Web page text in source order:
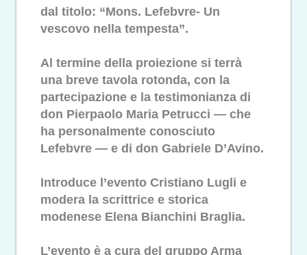
dal titolo: “Mons. Lefebvre- Un
vescovo nella tempesta”.
Al termine della proiezione si terrà
una breve tavola rotonda, con la
partecipazione e la testimonianza di
don Pierpaolo Maria Petrucci — che
ha personalmente conosciuto
Lefebvre — e di don Gabriele D’Avino.
Introduce l’evento Cristiano Lugli e
modera la scrittrice e storica
modenese Elena Bianchini Braglia.
L’evento è a cura del gruppo Arma